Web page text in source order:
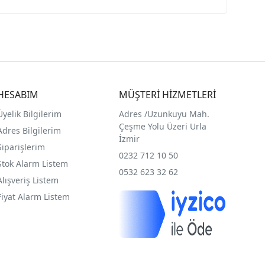
Bilgilerim
Bilgilerim
Alarm Listem
Listem
Alarm Listem
MÜŞTERİ HİZMETLERİ
Adres /Uzunkuyu Mah.
Çeşme Yolu Üzeri Urla
İzmir
0232 712 10 50
0532 623 32 62